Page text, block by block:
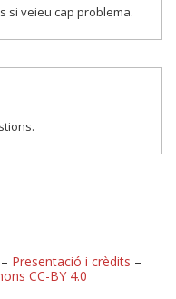
si veieu cap problema.
Presentació i crèdits –
CC-BY 4.0